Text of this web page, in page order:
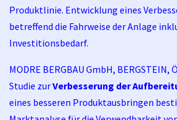
Produktlinie. Entwicklung eines
betreffend die Fahrweise der Anlage
Investitionsbedarf.
MODRE BERGBAU GmbH, BERGSTEIN,
Studie zurVerbesserung der
eines besseren Produktausbringen